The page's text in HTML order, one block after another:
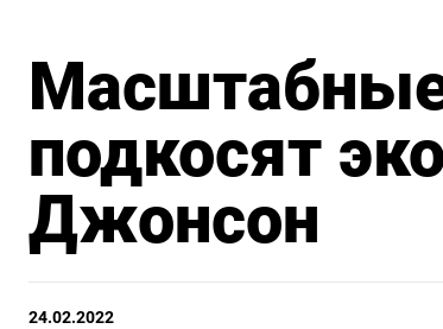
подкосят
Джонсон
24.02.2022